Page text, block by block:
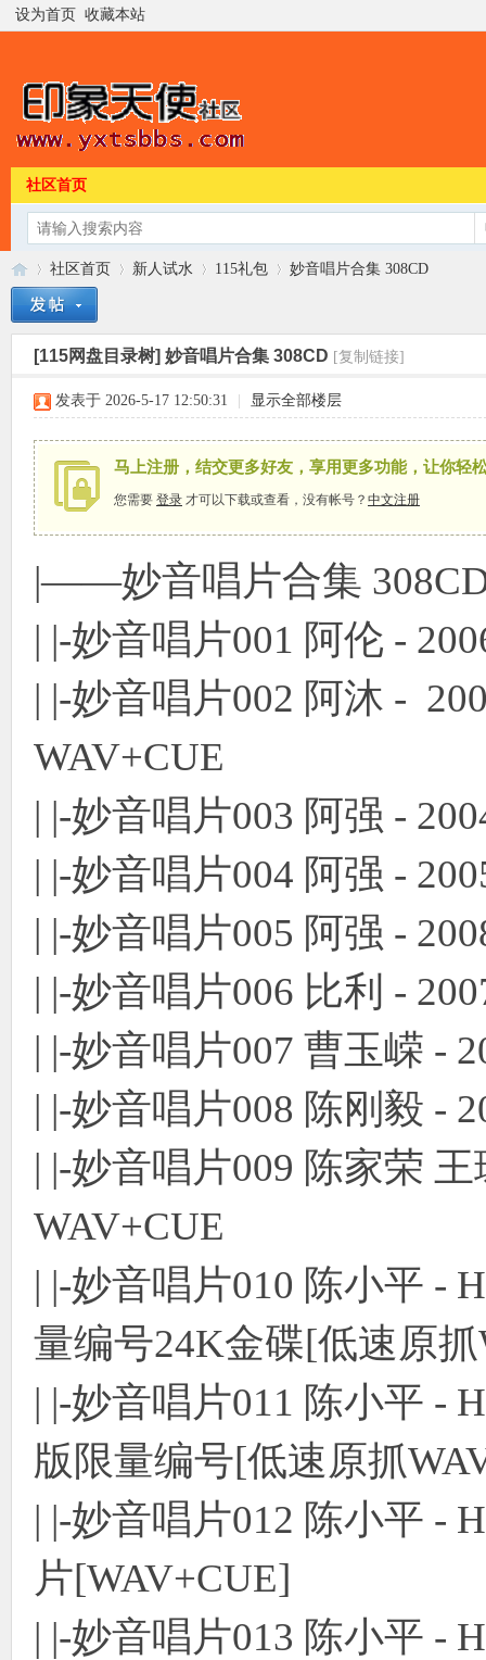
设为首页 收藏本站
社区首页
»
社区首页
›
新人试水
›
115礼包
›
妙音唱片合集 308CD
[115网盘目录树] 妙音唱片合集 308CD [复制链接]
发表于 2026-5-17 12:50:31 显示全部楼层
马上注册，结交更多好友，享用更多功能，让你轻
您需要 登录 才可以下载或查看，没有帐号？ 中文注册
|——妙音唱片合集
| |-妙音唱片001 阿伦 -
| |-妙音唱片002 阿沐 -
WAV+CUE
| |-妙音唱片003 阿强 -
| |-妙音唱片004 阿强 -
| |-妙音唱片005 阿强 -
| |-妙音唱片006 比利 -
| |-妙音唱片007 曹玉嵘 -
| |-妙音唱片008 陈刚毅 -
| |-妙音唱片009 陈家荣
WAV+CUE
| |-妙音唱片010 陈小平 -
量编号24K金碟[低速原
| |-妙音唱片011 陈小平 -
版限量编号[低速原抓
| |-妙音唱片012 陈小平 -
片[WAV+CUE]
| |-妙音唱片013 陈小平 -